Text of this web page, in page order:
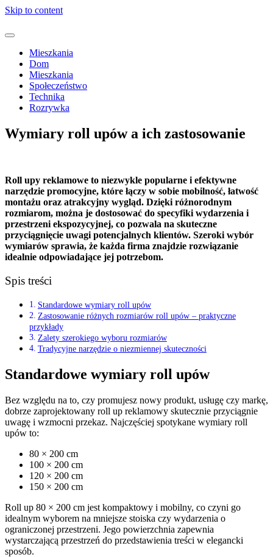
Skip to content
Mieszkania
Dom
Mieszkania
Społeczeństwo
Technika
Rozrywka
Wymiary roll upów a ich zastosowanie
Roll upy reklamowe to niezwykle popularne i efektywne
narzędzie promocyjne, które łączy w sobie mobilność, łatwość
montażu oraz atrakcyjny wygląd. Dzięki różnorodnym
rozmiarom, można je dostosować do specyfiki wydarzenia i
przestrzeni ekspozycyjnej, co pozwala na skuteczne
przyciągnięcie uwagi potencjalnych klientów. Szeroki wybór
wymiarów sprawia, że każda firma znajdzie rozwiązanie
idealnie odpowiadające jej potrzebom.
Spis treści
Standardowe wymiary roll upów
Zastosowanie różnych rozmiarów roll upów – praktyczne
przykłady
Zalety szerokiego wyboru rozmiarów
Tradycyjne narzędzie o niezmiennej skuteczności
Standardowe wymiary roll upów
Bez względu na to, czy promujesz nowy produkt, usługę czy markę,
dobrze zaprojektowany roll up reklamowy skutecznie przyciągnie
uwagę i wzmocni przekaz. Najczęściej spotykane wymiary roll
upów to:
80 × 200 cm
100 × 200 cm
120 × 200 cm
150 × 200 cm
Roll up 80 × 200 cm jest kompaktowy i mobilny, co czyni go
idealnym wyborem na mniejsze stoiska czy wydarzenia o
ograniczonej przestrzeni. Jego powierzchnia zapewnia
wystarczającą przestrzeń do przedstawienia treści w elegancki
sposób.